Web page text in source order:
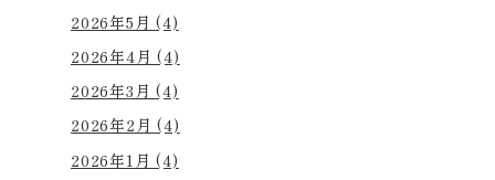
2026年5月 (4)
2026年4月 (4)
2026年3月 (4)
2026年2月 (4)
2026年1月 (4)